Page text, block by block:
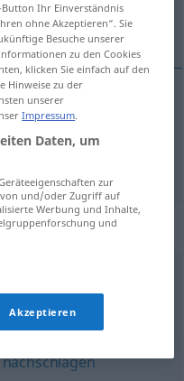
,durchstöbern
nachschlagen
Ihr Einverständnis
ohne Akzeptieren“. Sie
Besuche unserer
zu den Cookies
klicken Sie einfach auf den
Hinweise zu der
unserer
Impressum.
Daten, um
zur
und/oder Zugriff auf
Werbung und Inhalte,
und
Akzeptieren